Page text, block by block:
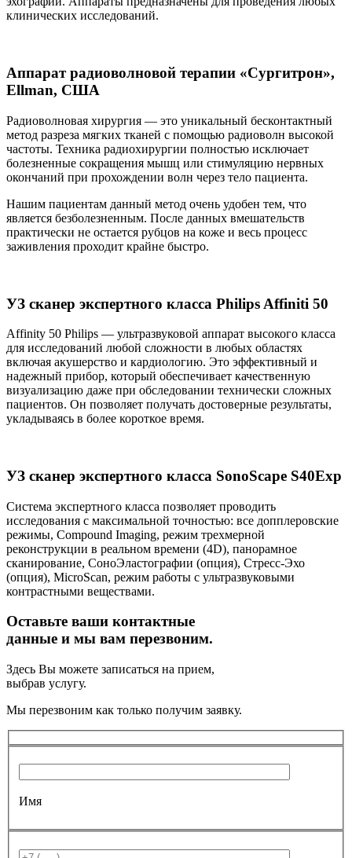
клинических исследований.
Аппарат радиоволновой терапии «Сургитрон»,
Ellman, США
Радиоволновая хирургия — это уникальный бесконтактный
метод разреза мягких тканей с помощью радиоволн высокой
частоты. Техника радиохирургии полностью исключает
болезненные сокращения мышц или стимуляцию нервных
окончаний при прохождении волн через тело пациента.
Нашим пациентам данный метод очень удобен тем, что
является безболезненным. После данных вмешательств
практически не остается рубцов на коже и весь процесс
заживления проходит крайне быстро.
УЗ сканер экспертного класса Philips Affiniti 50
Affinity 50 Philips — ультразвуковой аппарат высокого класса
для исследований любой сложности в любых областях
включая акушерство и кардиологию. Это эффективный и
надежный прибор, который обеспечивает качественную
визуализацию даже при обследовании технически сложных
пациентов. Он позволяет получать достоверные результаты,
укладываясь в более короткое время.
УЗ сканер экспертного класса SonoScape S40Exp
Система экспертного класса позволяет проводить
исследования с максимальной точностью: все допплеровские
режимы, Compound Imaging, режим трехмерной
реконструкции в реальном времени (4D), панорамное
сканирование, СоноЭластографии (опция), Стресс-Эхо
(опция), MicroScan, режим работы с ультразвуковыми
контрастными веществами.
Оставьте ваши контактные
данные и мы вам перезвоним.
Здесь Вы можете записаться на прием,
выбрав услугу.
Мы перезвоним как только получим заявку.
Имя